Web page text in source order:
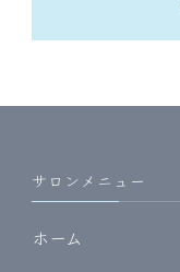
サロンメニュー
ホーム